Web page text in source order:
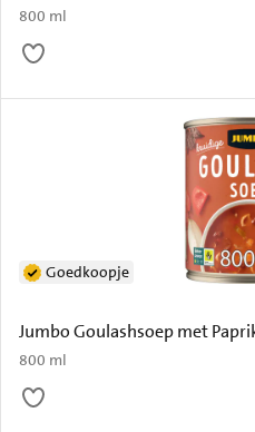
800 ml
Jumbo Goulashsoep met
800 ml
Goedkoopje